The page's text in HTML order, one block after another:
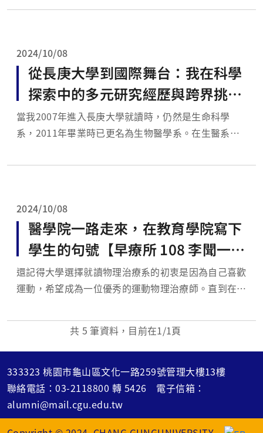
大會是由歐洲呼吸學會（ERS）主辦，每年一度，匯聚
2024/10/08
從長庚大學到國際舞台：我在科學
探索中的多元研究經歷與跨界挑戰
【生醫系 100 蔡弼丞 撰】
當我2007年進入長庚大學就讀時，仍然是生命科學
系，2011年畢業時已更名為生物醫學系。在生醫系期
暑假和一個學期的研究。之後於2013年進入生醫所生
2024/10/08
醫學院一路走來，在教育學院寫下
學生的句號【早療所 108 李聞一
撰】
還記得大學選擇就讀物理治療系的初衷是因為自己喜歡
運動，希望成為一位優秀的運動物理治療師。直到在醫
障礙孩子。有感這些孩子除了身體情況外，將來還要面
對家庭、校園、社會等環境挑戰的不容易，萌生為這群
特殊需求（特需）孩子服務的志向。由於過去的專業養
成著重運動...
共 5 筆資料，目前在1/1頁
333323 桃園市龜山區文化一路259號管理大樓13樓
聯絡電話：03-2118800 轉 5426
電子信箱：
alumni@mail.cgu.edu.tw